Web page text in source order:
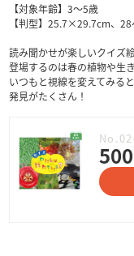
【対象年齢】3〜5歳
【判型】25.7×29.7cm、28
読み聞かせが楽しいクイズ絵
登場するのは春の植物や生き
いつもと視線を変えてみる
発見がたくさん！
500